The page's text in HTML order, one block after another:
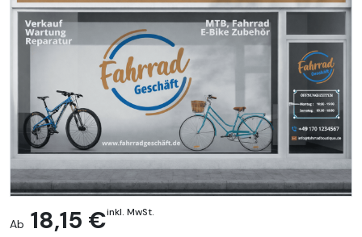
Ab 18,15 €inkl. MwSt.